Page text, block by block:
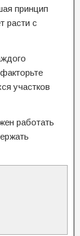
принцип
расти с
участков
работать